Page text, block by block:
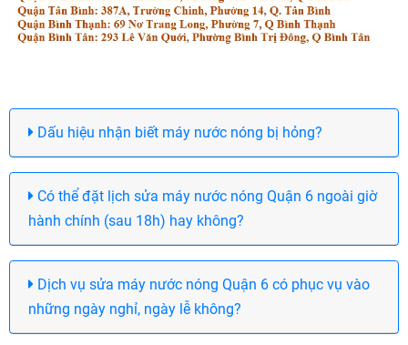
Dấu hiệu nhận biết máy nước nóng bị hỏng?
Có thể đặt lịch sửa máy nước nóng Quận 6 ngoài giờ
hành chính (sau 18h) hay không?
Dịch vụ sửa máy nước nóng Quận 6 có phục vụ vào
những ngày nghỉ, ngày lễ không?